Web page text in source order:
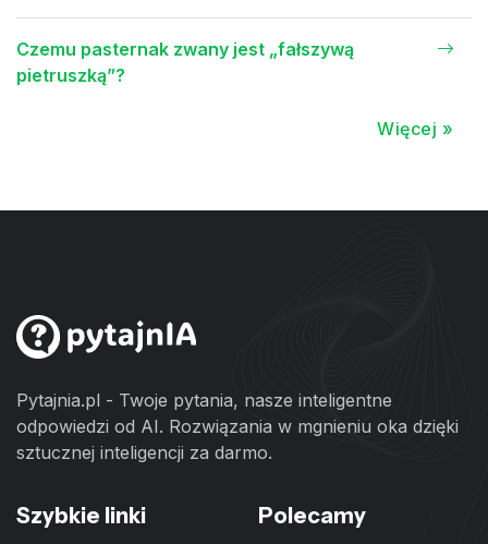
Czemu pasternak zwany jest „fałszywą
pietruszką”?
Więcej »
Pytajnia.pl - Twoje pytania, nasze inteligentne
odpowiedzi od AI. Rozwiązania w mgnieniu oka dzięki
sztucznej inteligencji za darmo.
Szybkie linki Polecamy